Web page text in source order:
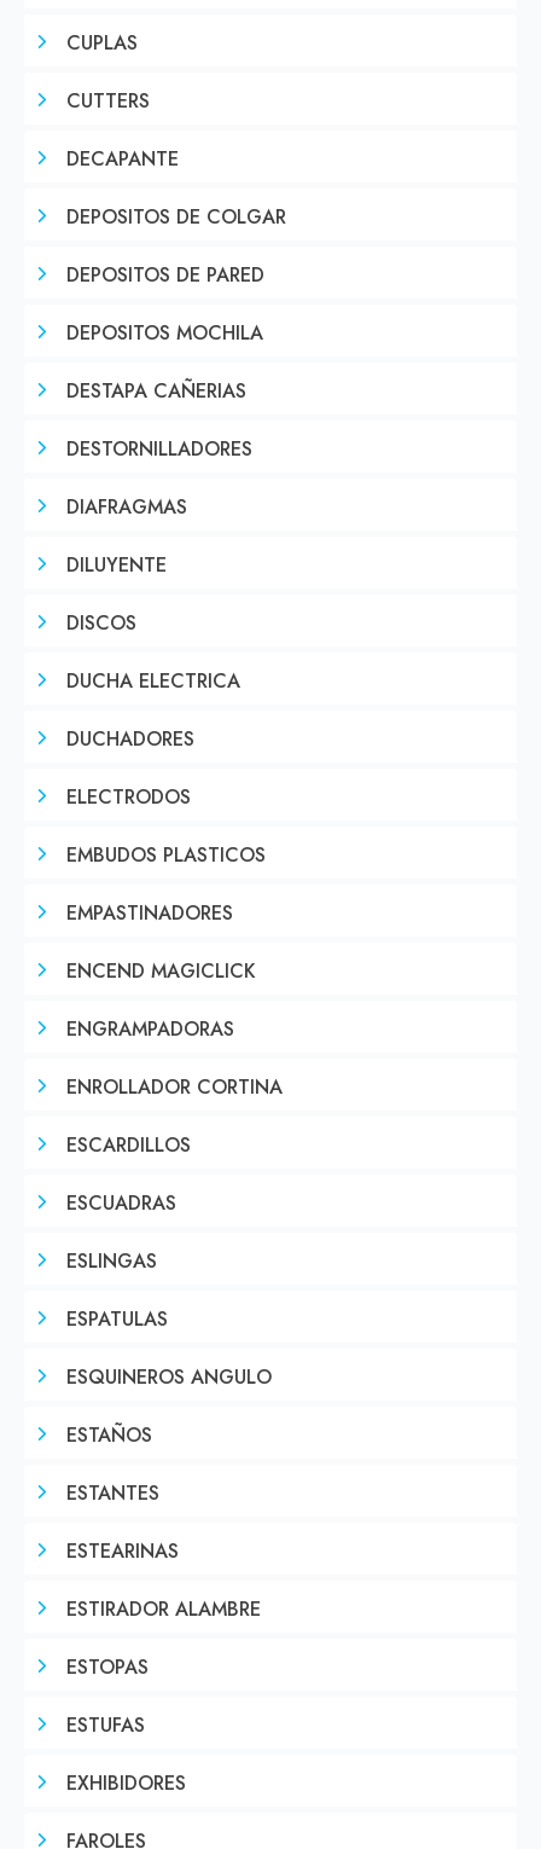
CUPLAS
CUTTERS
DECAPANTE
DEPOSITOS DE COLGAR
DEPOSITOS DE PARED
DEPOSITOS MOCHILA
DESTAPA CAÑERIAS
DESTORNILLADORES
DIAFRAGMAS
DILUYENTE
DISCOS
DUCHA ELECTRICA
DUCHADORES
ELECTRODOS
EMBUDOS PLASTICOS
EMPASTINADORES
ENCEND MAGICLICK
ENGRAMPADORAS
ENROLLADOR CORTINA
ESCARDILLOS
ESCUADRAS
ESLINGAS
ESPATULAS
ESQUINEROS ANGULO
ESTAÑOS
ESTANTES
ESTEARINAS
ESTIRADOR ALAMBRE
ESTOPAS
ESTUFAS
EXHIBIDORES
FAROLES